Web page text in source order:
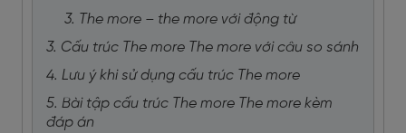
3. The more – the more với động từ
3. Cấu trúc The more The more với câu so sánh
4. Lưu ý khi sử dụng cấu trúc The more
5. Bài tập cấu trúc The more The more kèm
đáp án